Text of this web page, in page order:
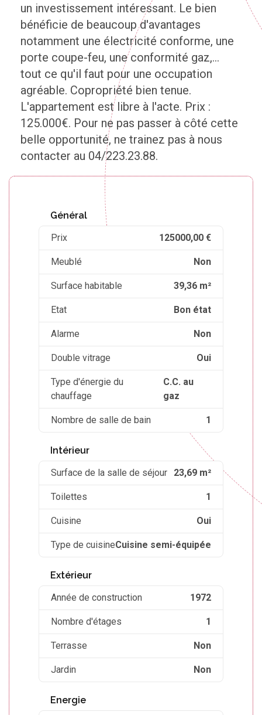
un investissement intéressant. Le bien
bénéficie de beaucoup d'avantages
notamment une électricité conforme, une
porte coupe-feu, une conformité gaz,...
tout ce qu'il faut pour une occupation
agréable. Copropriété bien tenue.
L'appartement est libre à l'acte. Prix :
125.000€. Pour ne pas passer à côté cette
belle opportunité, ne trainez pas à nous
contacter au 04/223.23.88.
Général
Prix
125000,00 €
Meublé Non
Surface habitable 39,36 m²
Etat Bon état
Alarme Non
Double vitrage Oui
Type d'énergie du
chauffage
C.C. au
gaz
Nombre de salle de bain 1
Intérieur
Surface de la salle de séjour
23,69 m²
Toilettes 1
Cuisine Oui
Type de cuisineCuisine semi-équipée
Extérieur
Année de construction
1972
Nombre d'étages 1
Terrasse Non
Jardin Non
Energie